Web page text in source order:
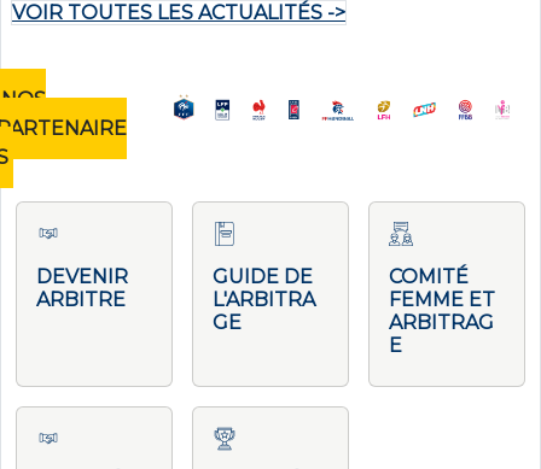
VOIR TOUTES LES ACTUALITÉS ->
NOS
DEVENIR
ARBITRE
GUIDE DE
L'ARBITRA
GE
COMITÉ
FEMME ET
ARBITRAG
E